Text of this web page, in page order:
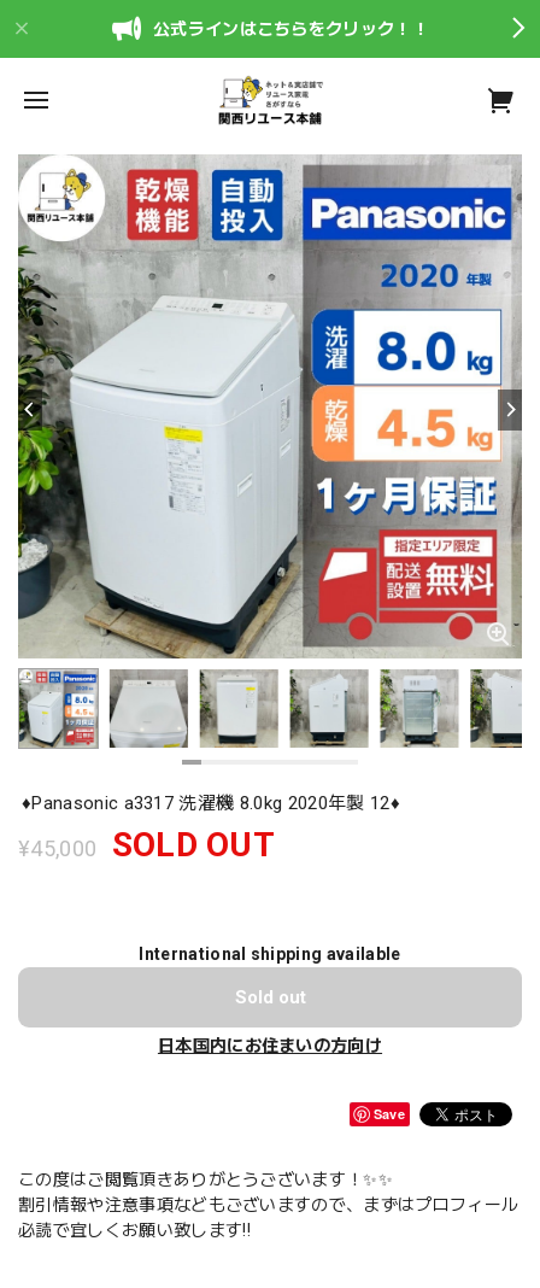
公式ラインはこちらをクリック！！
♦️Panasonic a3317 洗濯機 8.0kg 2020年製 12♦️
¥45,000 SOLD OUT
International shipping available
Sold out
日本国内にお住まいの方向け
Save
この度はご閲覧頂きありがとうございます！✨✨
割引情報や注意事項などもございますので、まずはプロフィール
必読で宜しくお願い致します‼️